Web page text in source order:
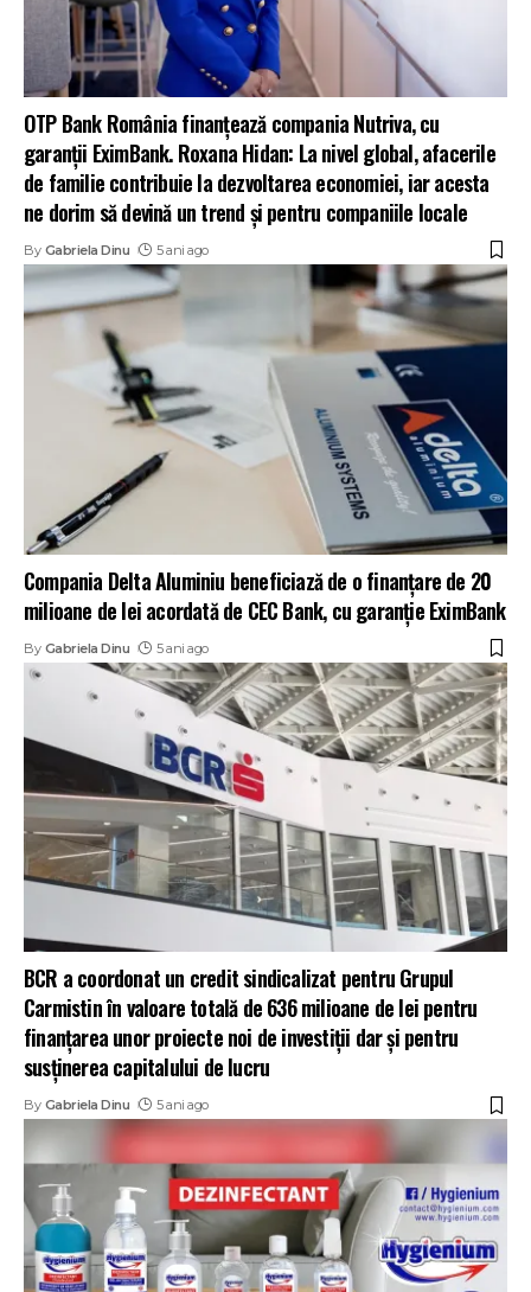
OTP Bank România finanțează compania Nutriva, cu
garanții EximBank. Roxana Hidan: La nivel global, afacerile
de familie contribuie la dezvoltarea economiei, iar acesta
ne dorim să devină un trend și pentru companiile locale
By Gabriela Dinu 5 ani ago
Compania Delta Aluminiu beneficiază de o finanțare de 20
milioane de lei acordată de CEC Bank, cu garanție EximBank
By Gabriela Dinu 5 ani ago
BCR a coordonat un credit sindicalizat pentru Grupul
Carmistin în valoare totală de 636 milioane de lei pentru
finanțarea unor proiecte noi de investiții dar și pentru
susținerea capitalului de lucru
By Gabriela Dinu 5 ani ago